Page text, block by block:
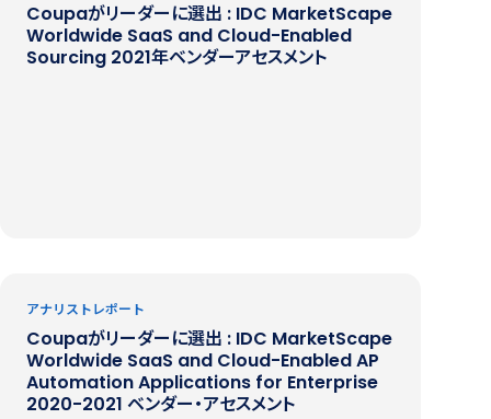
Coupaがリーダーに選出 : IDC MarketScape
Worldwide SaaS and Cloud-Enabled
Sourcing 2021年ベンダーアセスメント
アナリストレポート
Coupaがリーダーに選出 : IDC MarketScape
Worldwide SaaS and Cloud-Enabled AP
Automation Applications for Enterprise
2020-2021 ベンダー・アセスメント